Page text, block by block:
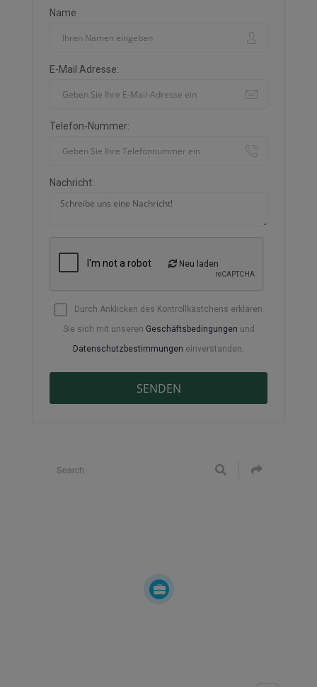
Name
E-Mail Adresse:
Telefon-Nummer:
Nachricht:
Neu laden
Durch Anklicken des Kontrollkästchens erklären
Sie sich mit unseren Geschäftsbedingungen und
Datenschutzbestimmungen einverstanden.